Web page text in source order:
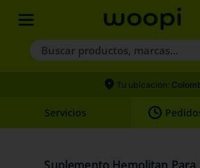
Buscar productos, marcas...
Términos más buscados
2.
hills
Tu ubicación:
Servicios
Suplemento Hemolitan Para